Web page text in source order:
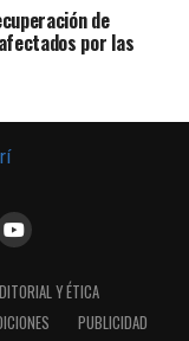
de
por las
Y ÉTICA
PUBLICIDAD